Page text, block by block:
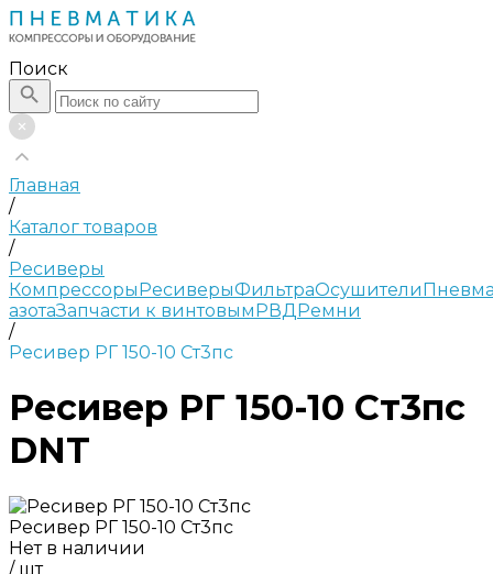
Поиск
Главная
/
Каталог товаров
/
Ресиверы
КомпрессорыРесиверыФильтраОсушители
азотаЗапчасти к винтовымРВДРемни
/
Ресивер РГ 150-10 Ст3пс
Ресивер РГ 150-10 Ст3пс
DNT
Ресивер РГ 150-10 Ст3пс
Нет в наличии
/ шт